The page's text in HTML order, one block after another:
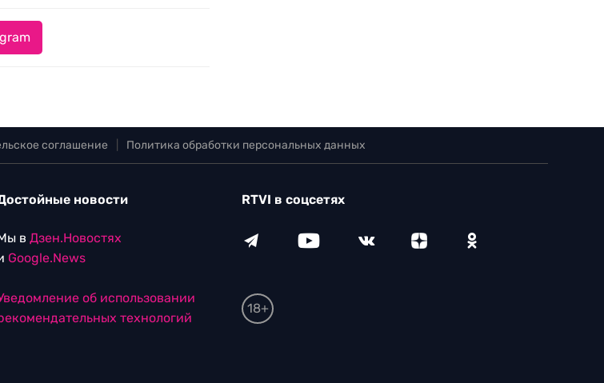
соглашение Политика обработки персональных данных
новости
в Дзен.Новостях
Google.News
об использовании
технологий
RTVI в соцсетях
18+